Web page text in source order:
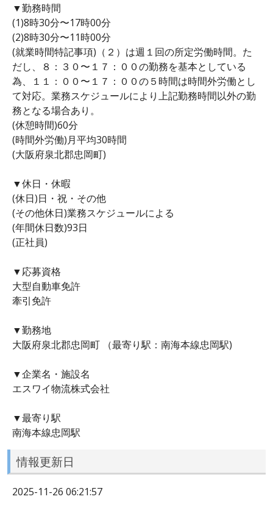
▼勤務時間
(1)8時30分〜17時00分
(2)8時30分〜11時00分
(就業時間特記事項)（２）は週１回の所定労働時間。た
だし、８：３０〜１７：００の勤務を基本としている
為、１１：００〜１７：００の５時間は時間外労働とし
て対応。業務スケジュールにより上記勤務時間以外の勤
務となる場合あり。
(休憩時間)60分
(時間外労働)月平均30時間
(大阪府泉北郡忠岡町)
▼休日・休暇
(休日)日・祝・その他
(その他休日)業務スケジュールによる
(年間休日数)93日
(正社員)
▼応募資格
大型自動車免許
牽引免許
▼勤務地
大阪府泉北郡忠岡町 （最寄り駅：南海本線忠岡駅)
▼企業名・施設名
エスワイ物流株式会社
▼最寄り駅
南海本線忠岡駅
情報更新日
2025-11-26 06:21:57